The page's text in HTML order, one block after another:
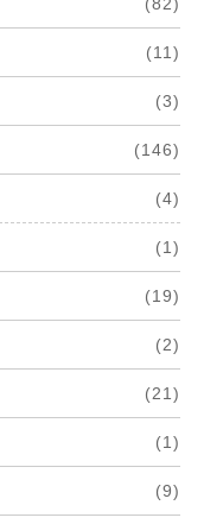
(11)
(3)
(146)
(4)
(1)
(19)
(2)
(21)
(1)
(9)